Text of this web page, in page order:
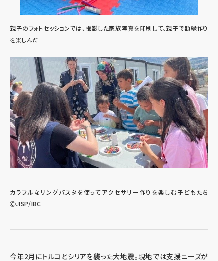
親子のフォトセッションでは、撮影した家族写真を印刷して、親子で額縁作り
を楽しんだ
カラフルなリングパスタを使ってアクセサリー作りを楽しむ子どもたち
🄫JISP/IBC
今年2月にトルコとシリアを襲った大地震。現地では支援ニーズが